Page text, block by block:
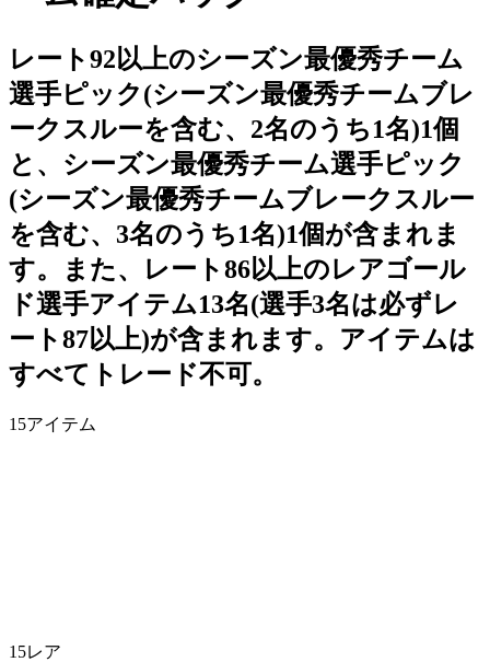
レート92以上のシーズン最優秀チーム
選手ピック(シーズン最優秀チームブレ
ークスルーを含む、2名のうち1名)1個
と、シーズン最優秀チーム選手ピック
(シーズン最優秀チームブレークスルー
を含む、3名のうち1名)1個が含まれま
す。また、レート86以上のレアゴール
ド選手アイテム13名(選手3名は必ずレ
ート87以上)が含まれます。アイテムは
すべてトレード不可。
15アイテム
15レア